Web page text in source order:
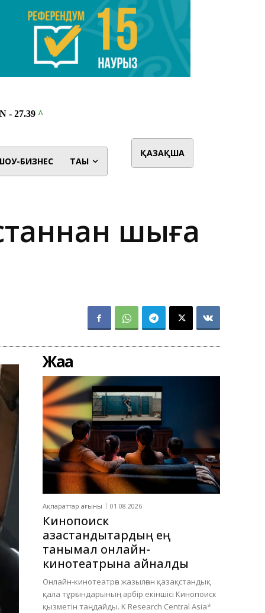
БИЗНЕС ТАҒЫ
ҚАЗАҚША
шыға
Жаңа
Ақпараттар ағыны 01.08.2026
Кинопоиск
қазақстандықтардың ең
танымал онлайн-
кинотеатрына айналды
Онлайн-кинотеатрға жазылған қазақстандық
қала тұрғындарының әрбір екіншісі Кинопоиск
қызметін таңдайды. K Research Central Asia*